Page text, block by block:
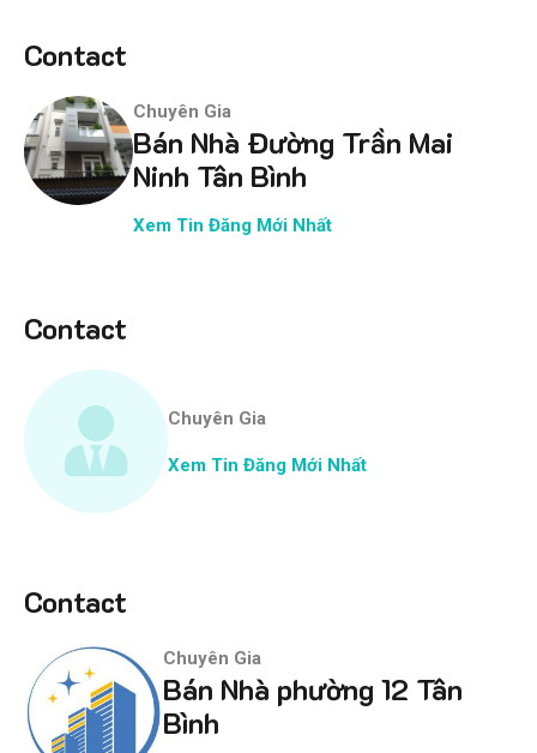
Contact
Chuyên Gia
Bán Nhà Đường Trần Mai
Ninh Tân Bình
Xem Tin Đăng Mới Nhất
Contact
Chuyên Gia
Xem Tin Đăng Mới Nhất
Contact
Chuyên Gia
Bán Nhà phường 12 Tân
Bình